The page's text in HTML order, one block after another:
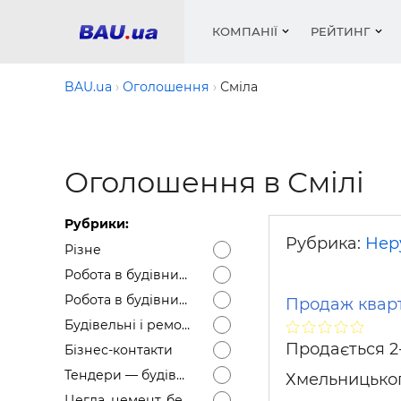
КОМПАНІЇ РЕЙТИНГ
Медіа
Вікна
Сипучі
цемент
BAU.ua Оголошення Сміла
Оголошення в Смілі
Рубрики:
Різне
Робота в будівництві — Вакансії
Робота в будівництві — Резюме
Будівельні і ремонтні послуги
Бізнес-контакти
Тендери — будівельні
Рубрика:
Продаж
Продається